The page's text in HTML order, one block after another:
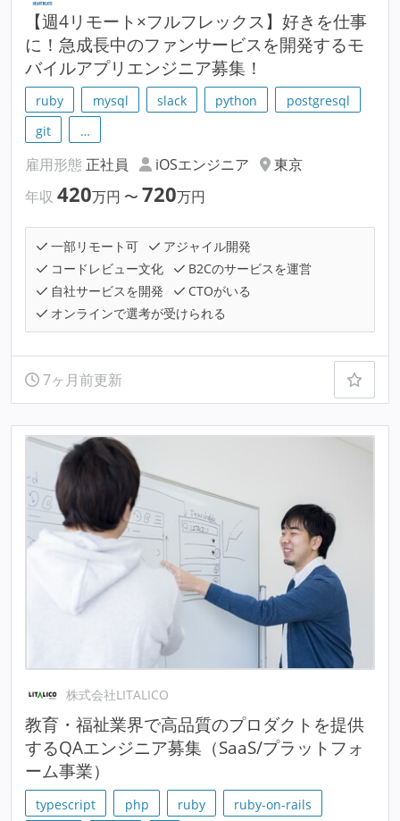
【週4リモート×フルフレックス】好きを仕事
に！急成長中のファンサービスを開発するモ
バイルアプリエンジニア募集！
ruby mysql slack python
postgresql
git
…
雇用形態 正社員 iOSエンジニア
東京
年収 420万円 〜 720万円
一部リモート可
アジャイル開発
コードレビュー文化
B2Cのサービスを運営
自社サービスを開発
CTOがいる
オンラインで選考が受けられる
7ヶ月前更新
株式会社LITALICO
教育・福祉業界で高品質のプロダクトを提供
するQAエンジニア募集（SaaS/プラットフォ
ーム事業）
typescript php ruby
ruby-on-rails